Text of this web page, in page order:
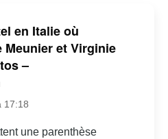
en Italie où
et Virginie
–
17:18
une parenthèse